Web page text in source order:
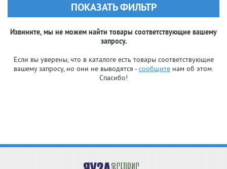
ПОКАЗАТЬ ФИЛЬТР
Извините, мы не можем найти товары соответствующие вашему
запросу.
Если вы уверены, что в каталоге есть товары соответствующие
вашему запросу, но они не выводятся -сообщите нам об этом.
Спасибо!